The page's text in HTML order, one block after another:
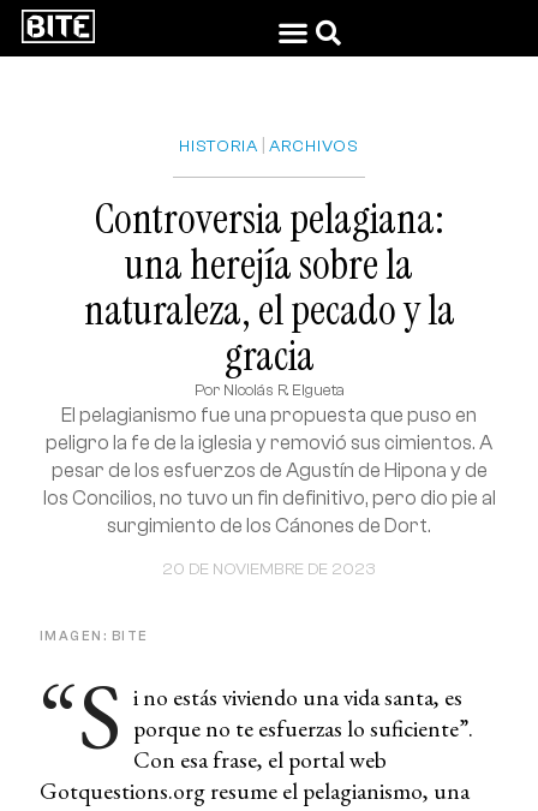
HISTORIA ARCHIVOS
Controversia pelagiana:
una herejía sobre la
naturaleza, el pecado y la
gracia
Por Nicolás R. Elgueta
20 DE NOVIEMBRE DE 2023
El pelagianismo fue una propuesta que puso en
peligro la fe de la iglesia y removió sus cimientos. A
pesar de los esfuerzos de Agustín de Hipona y de
los Concilios, no tuvo un fin definitivo, pero dio pie al
surgimiento de los Cánones de Dort.
IMAGEN: BITE
“S i no estás viviendo una vida santa, es
porque no te esfuerzas lo suficiente”.
Con esa frase, el portal web
Gotquestions.org resume el pelagianismo, una